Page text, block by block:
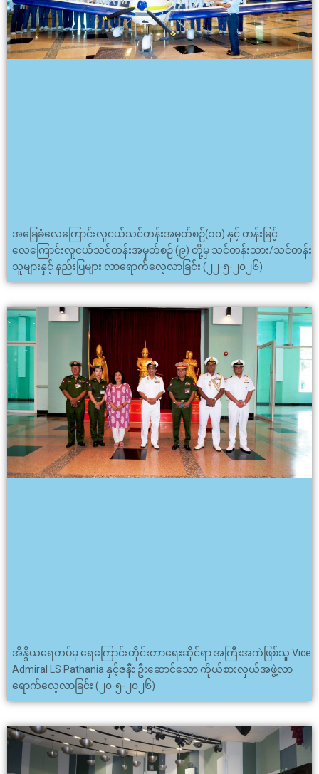
အခြေခံလေကြောင်းလူငယ်သင်တန်းအမှတ်စဉ်(၁၀) နှင့် တန်းမြင့်
လေကြောင်းလူငယ်သင်တန်းအမှတ်စဉ် (၉) တို့မှ သင်တန်းသား/သင်တန်း
သူများနှင့် နည်းပြများ လာရောက်လေ့လာခြင်း (၂၂-၅-၂၀၂၆)
အိန္ဒိယရေတပ်မှ ရေကြောင်းတိုင်းတာရေးဆိုင်ရာ အကြီးအကဲဖြစ်သူ Vice
Admiral LS Pathania နှင့်ဇနီး ဦးဆောင်သော ကိုယ်စားလှယ်အဖွဲ့လာ
ရောက်လေ့လာခြင်း (၂၀-၅-၂၀၂၆)